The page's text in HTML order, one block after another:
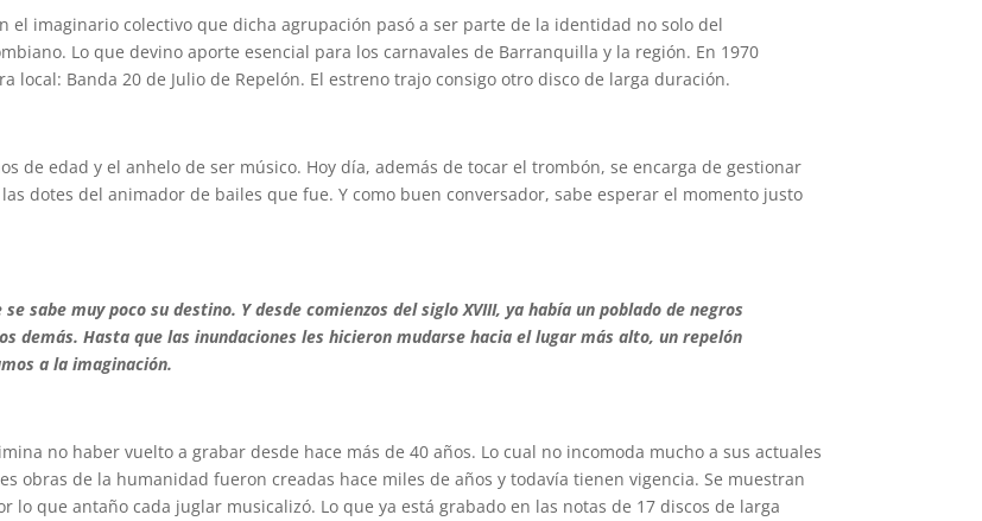
el imaginario colectivo que dicha agrupación pasó a ser parte de la identidad no solo del
Lo que devino aporte esencial para los carnavales de Barranquilla y la región. En 1970
Banda 20 de Julio de Repelón. El estreno trajo consigo otro disco de larga duración.
de edad y el anhelo de ser músico. Hoy día, además de tocar el trombón, se encarga de gestionar
dotes del animador de bailes que fue. Y como buen conversador, sabe esperar el momento justo
sabe muy poco su destino. Y desde comienzos del siglo XVIII, ya había un poblado de negros
demás. Hasta que las inundaciones les hicieron mudarse hacia el lugar más alto, un repelón
a la imaginación.
no haber vuelto a grabar desde hace más de 40 años. Lo cual no incomoda mucho a sus actuales
obras de la humanidad fueron creadas hace miles de años y todavía tienen vigencia. Se muestran
que antaño cada juglar musicalizó. Lo que ya está grabado en las notas de 17 discos de larga